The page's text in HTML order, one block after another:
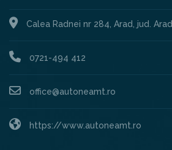
Calea Radnei nr 284, Arad, jud. Arad
0721-494 412
office@autoneamt.ro
https://www.autoneamt.ro